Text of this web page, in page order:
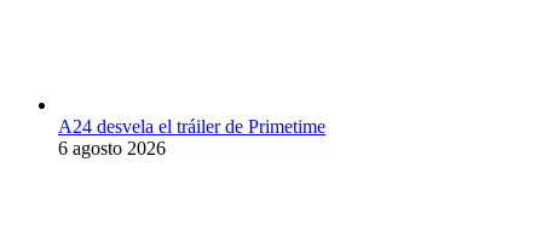
A24 desvela el tráiler de Primetime
6 agosto 2026